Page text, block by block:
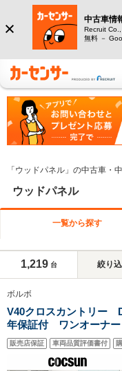
中古車情
Recruit Co.,
無料 －
「ウッドパネル」の中古車・
ウッドパネル
一覧から探す
1,219 台 絞り
ボルボ
V40クロスカントリー
年保証付 ワンオーナ
ーディオ ソフトベー
シートヒーター モダ
ダー ACC BLIS 禁
販売店保証 車両品質評価書付